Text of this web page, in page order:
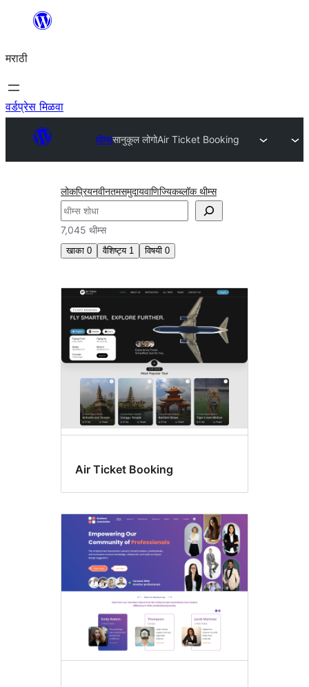
सामुग्रीवर
मराठी
वर्डप्रेस मिळवा
थीम्ससानुकूल लोगोAir Ticket Booking
लोकप्रियनवीनतमसमुदायवाणिज्यिकब्लॉक थीम्स
शोधा
7,045 थीम्स
खाका 0 वैशिष्ट्य 1 विषयी 0
सानुकूल
लोगो
Air Ticket Booking